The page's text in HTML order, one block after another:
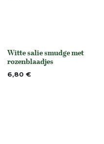
None
Witte salie smudge met
rozenblaadjes
6,80 €